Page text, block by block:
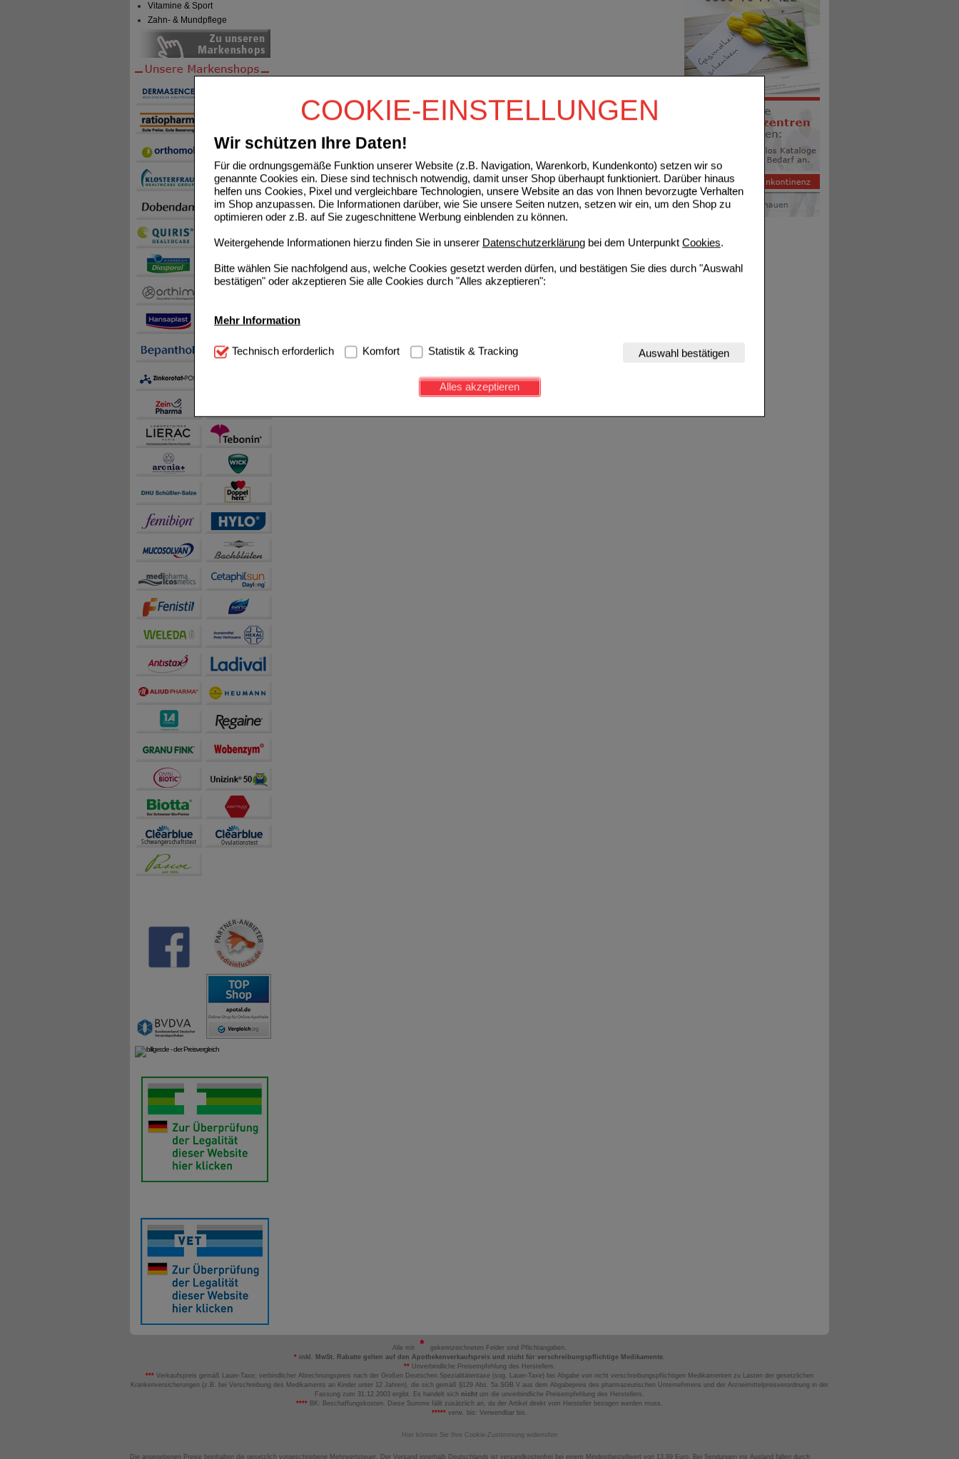
COOKIE-EINSTELLUNGEN
Wir schützen Ihre Daten!
Für die ordnungsgemäße Funktion unserer Website (z.B. Navigation, Warenkorb, Kundenkonto) setzen wir so
genannte Cookies ein. Diese sind technisch notwendig, damit unser Shop überhaupt funktioniert. Darüber hinaus
helfen uns Cookies, Pixel und vergleichbare Technologien, unsere Website an das von Ihnen bevorzugte Verhalten
im Shop anzupassen. Die Informationen darüber, wie Sie unsere Seiten nutzen, setzen wir ein, um den Shop zu
optimieren oder z.B. auf Sie zugeschnittene Werbung einblenden zu können.
Weitergehende Informationen hierzu finden Sie in unserer Datenschutzerklärung bei dem Unterpunkt Cookies.
Bitte wählen Sie nachfolgend aus, welche Cookies gesetzt werden dürfen, und bestätigen Sie dies durch "Auswahl
bestätigen" oder akzeptieren Sie alle Cookies durch "Alles akzeptieren":
Mehr Information
Technisch Notwendig: Hierbei handelt es sich um Cookies, die für die Grundfunktionen unserer Website
notwendig sind (z.B. Navigation, Warenkorb, Kundenkonto), weshalb auf diese nicht verzichtet werden kann.
Diese Cookies werden genutzt um das Einkaufserlebnis noch ansprechender zu gestalten,
beispielsweise für die Wiedererkennung des Besuchers oder unsere Seite an bevorzugte Verhaltensweisen (z.B.
Inhalte anzuzeigen und unser Partnerprogramm zu betreiben.
sammeln, mit deren Hilfe wir unsere Website weiter für Sie optimieren können, den Inhalt auf unserer Website aber
auch die Werbung auf Drittseiten möglichst relevant für Sie zu gestalten. Bitte beachten Sie, dass Daten hierfür
teilweise an Dritte wie z.B. Google oder soziale Medien übertragen werden.
Technisch erforderlich Komfort Statistik & Tracking Auswahl bestätigen
Alles akzeptieren
Vitamine & Sport
Zahn- & Mundpflege
Alle mit
gekennzeichneten Felder sind Pflichtangaben.
* inkl. MwSt. Rabatte gelten auf den Apothekenverkaufspreis und nicht für verschreibungspflichtige Medikamente.
**Unverbindliche Preisempfehlung des Herstellers.
*** Verkaufspreis gemäß Lauer-Taxe; verbindlicher Abrechnungspreis nach der Großen Deutschen Spezialitätentaxe (sog. Lauer-Taxe) bei Abgabe von nicht verschreibungspflichtigen Medikamenten zu Lasten der gesetzlichen
Krankenversicherungen (z.B. bei Verschreibung des Medikaments an Kinder unter 12 Jahren), die sich gemäß §129 Abs. 5a SGB V aus dem Abgabepreis des pharmazeutischen Unternehmens und der Arzneimittelpreisverordnung in der
Fassung zum 31.12.2003 ergibt. Es handelt sich nicht um die unverbindliche Preisempfehlung des Herstellers.
**** BK: Beschaffungskosten. Diese Summe fällt zusätzlich an, da der Artikel direkt vom Hersteller bezogen werden muss.
***** verw. bis: Verwendbar bis.
Hier können Sie Ihre Cookie-Zustimmung widerrufen
Die angegebenen Preise beinhalten die gesetzlich vorgeschriebene Mehrwertsteuer. Der Versand innerhalb Deutschlands ist versandkostenfrei bei einem Mindestbestellwert von 13,99 Euro. Bei Sendungen ins Ausland fallen durch